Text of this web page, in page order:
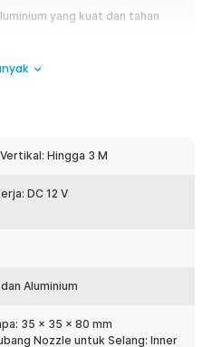
yang kuat dan tahan
mencuci barang-barang
lainnya yang membutuhkan
Anda akan memiliki tekanan
air dengan
Hingga 3 M
DC 12 V
Aluminium
35 x 35 x 80 mm
Nozzle untuk Selang: Inner